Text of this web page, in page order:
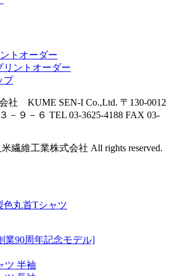
トオーダー
リントオーダー
プ
社 KUME SEN-I Co.,Ltd. 〒130-0012
－９－６ TEL 03-3625-4188 FAX 03-
米繊維工業株式会社 All rights reserved.
色丸首Tシャツ
業90周年記念モデル]
ツ 半袖